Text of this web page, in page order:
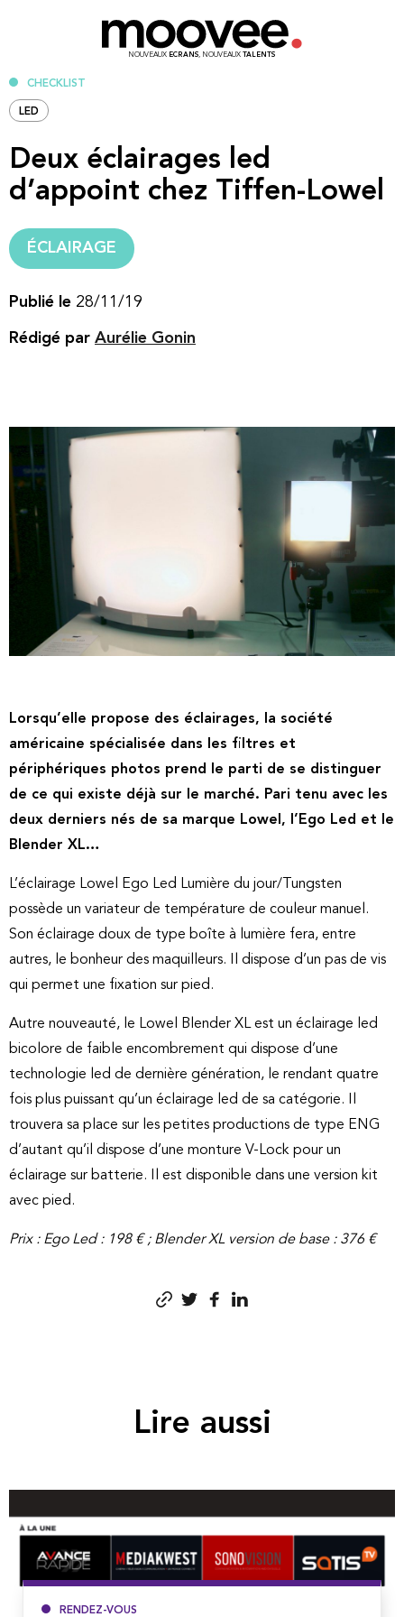
NOUVEAUX ECRANS, NOUVEAUX TALENTS
CHECKLIST
LED
Deux éclairages led
d’appoint chez Tiffen-Lowel
ÉCLAIRAGE
Publié le 28/11/19
Rédigé par Aurélie Gonin
Lorsqu’elle propose des éclairages,
la société
américaine spécialisée dans les filtres et
périphériques photos prend le parti de se distinguer
de ce qui existe déjà sur le marché. Pari tenu avec les
deux derniers nés de sa marque Lowel, l’Ego Led et le
Blender XL…
L’éclairage Lowel Ego Led Lumière du jour/Tungsten
possède un variateur de température de couleur manuel.
Son éclairage doux de type boîte à lumière fera, entre
autres, le bonheur des maquilleurs. Il dispose d’un pas de vis
qui permet une fixation sur pied.
Autre nouveauté, le Lowel Blender XL est un éclairage led
bicolore de faible encombrement qui dispose d’une
technologie led de dernière génération, le rendant quatre
fois plus puissant qu’un éclairage led de sa catégorie. Il
trouvera sa place sur les petites productions de type ENG
d’autant qu’il dispose d’une monture V-Lock pour un
éclairage sur batterie. Il est disponible dans une version kit
avec pied.
Prix : Ego Led : 198 € ; Blender XL version de base : 376 €
Lire aussi
RENDEZ-VOUS